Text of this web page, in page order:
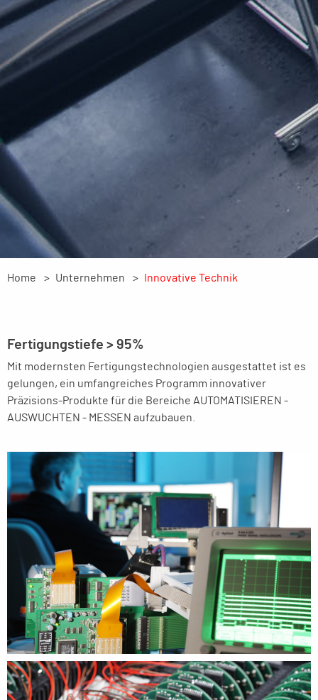
Home Unternehmen Innovative Technik
Fertigungstiefe > 95%
Mit modernsten Fertigungstechnologien ausgestattet ist es
gelungen, ein umfangreiches Programm innovativer
Präzisions-Produkte für die Bereiche AUTOMATISIEREN -
AUSWUCHTEN - MESSEN aufzubauen.